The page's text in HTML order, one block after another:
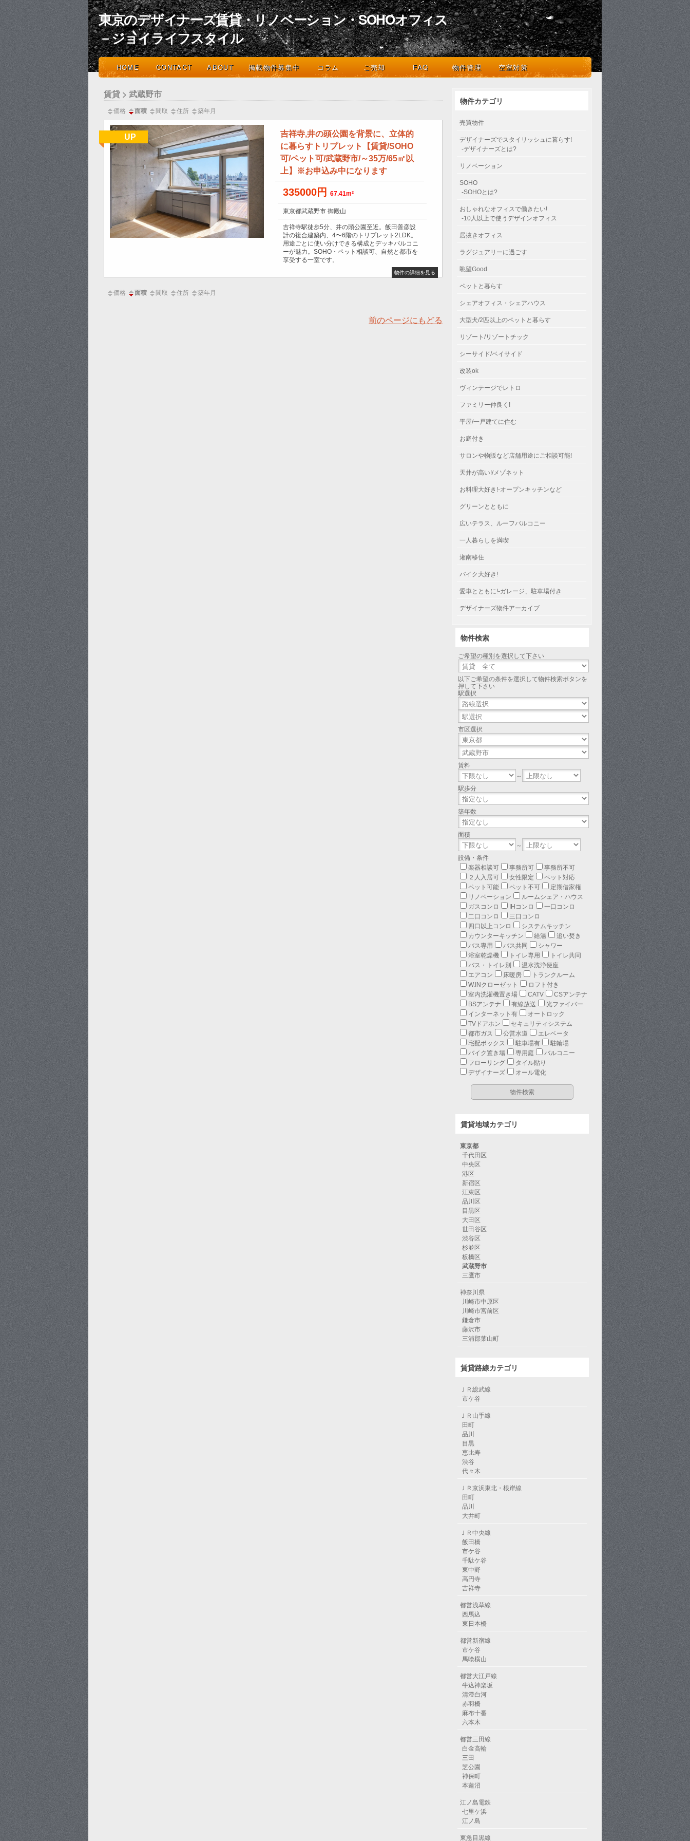
東京のデザイナーズ賃貸・リノベーション・SOHOオフィス
－ジョイライフスタイル
デザインとライフスタイルを楽しむ人のための不動産のセレクトショップ
HOME CONTACT ABOUT 掲載物件募集中 コラム ご売却 FAQ 物件管理 空室対策
賃貸 > 武蔵野市
価格 面積 間取 住所 築年月
UP
吉祥寺,井の頭公園を背景に、立体的
に暮らすトリプレット【賃貸/SOHO
可/ペット可/武蔵野市/～35万/65㎡以
上】※お申込み中になります
335000円 67.41m²
東京都武蔵野市 御殿山
吉祥寺駅徒歩5分、井の頭公園至近。飯田善彦設
計の複合建築内、4〜6階のトリプレット2LDK。
用途ごとに使い分けできる構成とデッキバルコニ
ーが魅力。SOHO・ペット相談可、自然と都市を
享受する一室です。
物件の詳細を見る
価格 面積 間取 住所 築年月
前のページにもどる
物件カテゴリ
売買物件
デザイナーズでスタイリッシュに暮らす!
-デザイナーズとは?
リノベーション
SOHO
-SOHOとは?
おしゃれなオフィスで働きたい!
-10人以上で使うデザインオフィス
居抜きオフィス
ラグジュアリーに過ごす
眺望Good
ペットと暮らす
シェアオフィス・シェアハウス
大型犬/2匹以上のペットと暮らす
リゾート/リゾートチック
シーサイド/ベイサイド
改装ok
ヴィンテージでレトロ
ファミリー仲良く!
平屋/一戸建てに住む
お庭付き
サロンや物販など店舗用途にご相談可能!
天井が高い!/メゾネット
お料理大好き!-オープンキッチンなど
グリーンとともに
広いテラス、ルーフバルコニー
一人暮らしを満喫
湘南移住
バイク大好き!
愛車とともに!-ガレージ、駐車場付き
デザイナーズ物件アーカイブ
物件検索
ご希望の種別を選択して下さい
以下ご希望の条件を選択して物件検索ボタンを
押して下さい
駅選択
市区選択
賃料
～
駅歩分
築年数
面積
～
設備・条件
楽器相談可
事務所可
事務所不可
２人入居可
女性限定
ペット対応
ペット可能
ペット不可
定期借家権
リノベーション
ルームシェア・ハウス
ガスコンロ
IHコンロ
一口コンロ
二口コンロ
三口コンロ
四口以上コンロ
システムキッチン
カウンターキッチン
給湯
追い焚き
バス専用
バス共同
シャワー
浴室乾燥機
トイレ専用
トイレ共同
バス・トイレ別
温水洗浄便座
エアコン
床暖房
トランクルーム
W.INクローゼット
ロフト付き
室内洗濯機置き場
CATV
CSアンテナ
BSアンテナ
有線放送
光ファイバー
インターネット有
オートロック
TVドアホン
セキュリティシステム
都市ガス
公営水道
エレベータ
宅配ボックス
駐車場有
駐輪場
バイク置き場
専用庭
バルコニー
フローリング
タイル貼り
デザイナーズ
オール電化
賃貸地域カテゴリ
東京都
千代田区
中央区
港区
新宿区
江東区
品川区
目黒区
大田区
世田谷区
渋谷区
杉並区
板橋区
武蔵野市
三鷹市
神奈川県
川崎市中原区
川崎市宮前区
鎌倉市
藤沢市
三浦郡葉山町
賃貸路線カテゴリ
ＪＲ総武線
市ケ谷
ＪＲ山手線
田町
品川
目黒
恵比寿
渋谷
代々木
ＪＲ京浜東北・根岸線
田町
品川
大井町
ＪＲ中央線
飯田橋
市ケ谷
千駄ケ谷
東中野
高円寺
吉祥寺
都営浅草線
西馬込
東日本橋
都営新宿線
市ケ谷
馬喰横山
都営大江戸線
牛込神楽坂
清澄白河
赤羽橋
麻布十番
六本木
都営三田線
白金高輪
三田
芝公園
神保町
本蓮沼
江ノ島電鉄
七里ケ浜
江ノ島
東急目黒線